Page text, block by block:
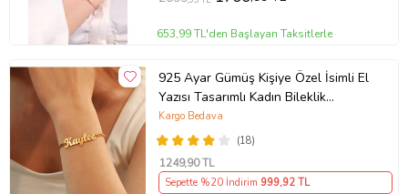
653,99 TL'den Başlayan Taksitlerle
925 Ayar Gümüş Kişiye Özel İsimli El
Yazısı Tasarımlı Kadın Bileklik
So0063
(18)
Kargo Bedava
1249,90 TL
Sepette %20 İndirim 999,92 TL